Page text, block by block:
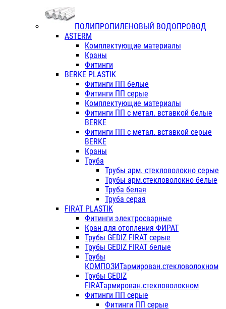
ПОЛИПРОПИЛЕНОВЫЙ ВОДОПРОВОД
ASTERM
Комплектующие материалы
Краны
Фитинги
BERKE PLASTIK
Фитинги ПП белые
Фитинги ПП серые
Комплектующие материалы
Фитинги ПП с метал. вставкой белые
BERKE
Фитинги ПП с метал. вставкой серые
BERKE
Краны
Труба
Трубы арм. стекловолокно серые
Трубы арм.стекловолокно белые
Труба белая
Труба серая
FIRAT PLASTIK
Фитинги электросварные
Кран для отопления ФИРАТ
Трубы GEDIZ FIRAT серые
Трубы GEDIZ FIRAT белые
Трубы
КОМПОЗИТармирован.стекловолокном
Трубы GEDIZ
FIRATармирован.стекловолокном
Фитинги ПП серые
Фитинги ПП серые